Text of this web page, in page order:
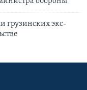
грузинских экс-